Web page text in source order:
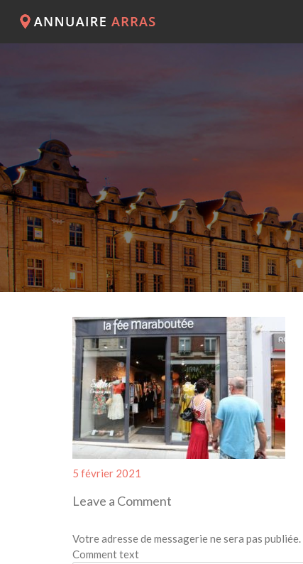
Posted
5 février 2021
Leave a Comment
Votre adresse de messagerie ne sera pas publiée.
Comment text